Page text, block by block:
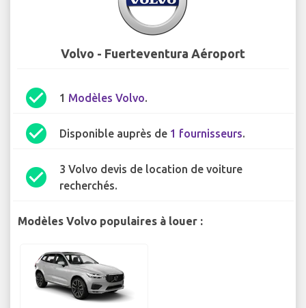
Volvo - Fuerteventura Aéroport
check_circle 1 Modèles Volvo.
check_circle Disponible auprès de 1 fournisseurs.
check_circle
3 Volvo devis de location de voiture
recherchés.
Modèles Volvo populaires à louer :